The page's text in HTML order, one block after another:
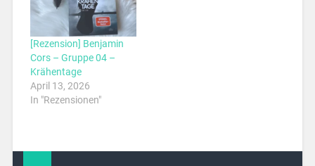
[Rezension] Benjamin
Cors – Gruppe 04 –
Krähentage
April 13, 2026
In "Rezensionen"